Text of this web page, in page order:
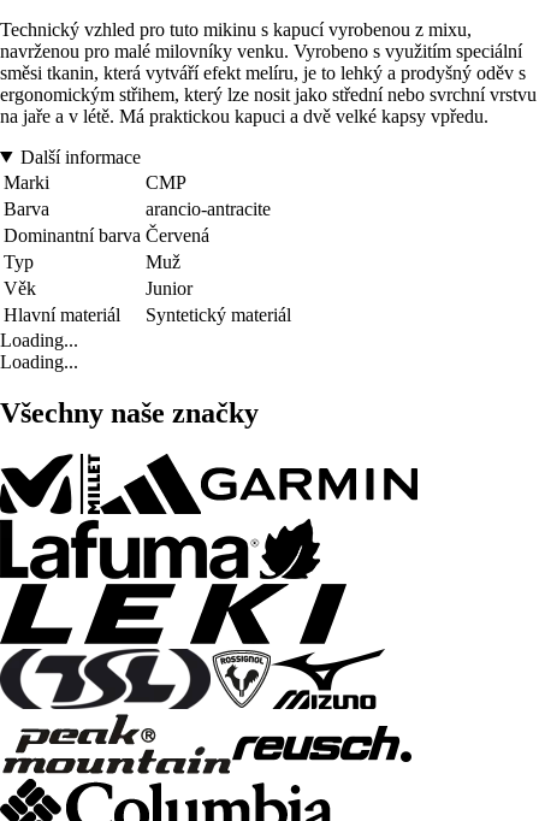
Technický vzhled pro tuto mikinu s kapucí vyrobenou z mixu,
navrženou pro malé milovníky venku. Vyrobeno s využitím speciální
směsi tkanin, která vytváří efekt melíru, je to lehký a prodyšný oděv s
ergonomickým střihem, který lze nosit jako střední nebo svrchní vrstvu
na jaře a v létě. Má praktickou kapuci a dvě velké kapsy vpředu.
Další informace
Marki
CMP
Barva
arancio-antracite
Dominantní barva Červená
Typ
Muž
Věk
Junior
Hlavní materiál
Syntetický materiál
Loading...
Loading...
Všechny naše značky